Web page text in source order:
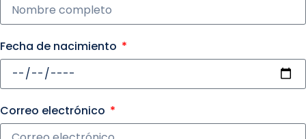
Fecha de nacimiento
Correo electrónico